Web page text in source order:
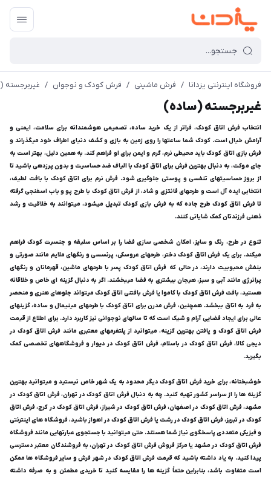
فروشگاه اینترنتی یزدانا / فرش ماشینی / فرش کودک و نوجوان / غیربرجسته
غیربرجسته (ساده)
انتخاب فرش اتاق کودک، فراتر از یک خرید ساده، تصمیمی هوشمندانه برای سلامت، ایمنی و
آرامش خیال است. کودک شما ساعتها را روی زمین به بازی و کشف دنیای اطراف خود میگذراند و
فرش بازی اتاق کودک باید محیطی نرم، گرم و ایمن برای او فراهم کند. به همین دلیل، بهتر است به
جای موکت، به دنبال بهترین فرش برای اتاق کودک با الیاف ضد حساسیت و بدون پرزدهی باشید تا
از بروز حساسیتهای تنفسی و پوستی جلوگیری شود. فرش نرم برای اتاق کودک با بافت لطیف،
انتخابی ایده آل است و طرحهای فانتزی و شاد، از فرش اتاق کودک با طرح پو و باب اسفنجی گرفته
تا فرش اتاق کودک طرح جاده که به فرش بازی کودک تبدیل میشود، میتوانند به خلاقیت و رشد
ذهنی فرزندتان کمک شایانی کنند.
تنوع در طرح، رنگ و سایز، امکان شخصی سازی فضا را بر اساس سلیقه و جنسیت کودک فراهم
میکند. برای یک فرش اتاق کودک دختر، طرحهای عروسکی، پرنسسی و رنگهای ملایم مانند صورتی و
بنفش محبوبیت دارند، در حالی که فرش اتاق کودک پسر با طرحهای ماشین، قهرمانان و رنگهای
پرانرژی مانند آبی و سبز، هیجان بیشتری به فضا میبخشند. اگر به دنبال گزینه ای خاص و خلاقانه
هستید، بافت فرش اتاق کودک با کاموا یا فرش بافتنی اتاق کودک میتواند جلوهای هنری و منحصر
به فرد به اتاق ببخشد. همچنین، فرش مدرن برای اتاق کودک با طرحهای مینیمال و ساده، گزینهای
عالی برای ایجاد فضایی آرام و شیک است که تا سالهای نوجوانی نیز کاربرد دارد. برای اطلاع از قیمت
فرش اتاق کودک و یافتن بهترین گزینه، میتوانید از پلتفرمهای معتبری مانند فرش اتاق کودک در
دیجی کالا، فرش اتاق کودک در باسلام، فرش اتاق کودک در دیوار و فروشگاههای تخصصی کمک
بگیرید.
خوشبختانه، برای خرید فرش اتاق کودک دیگر محدود به یک شهر خاص نیستید و میتوانید بهترین
گزینه ها را از سراسر کشور تهیه کنید. چه به دنبال فرش اتاق کودک در تهران، فرش اتاق کودک در
مشهد، فرش اتاق کودک در اصفهان، فرش اتاق کودک در شیراز، فرش اتاق کودک در کرج، فرش اتاق
کودک در تبریز، فرش اتاق کودک در رشت یا فرش اتاق کودک در اهواز باشید، فروشگاه های اینترنتی
و فیزیکی متعددی پاسخگوی نیاز شما هستند. حتی میتوانید با جستجوی عبارتهایی مانند فروشگاه
فرش اتاق کودک در مشهد یا مرکز فروش فرش اتاق کودک در تهران، به فروشندگان معتبر دسترسی
پیدا کنید. به یاد داشته باشید که قیمت فرش اتاق کودک در شهر فرش و سایر فروشگاه ها ممکن
است متفاوت باشد، بنابراین حتماً گزینه ها را مقایسه کنید تا خریدی مطمئن و به صرفه داشته